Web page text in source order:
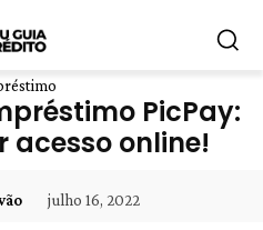
PicPay:
acesso online!
julho 16, 2022